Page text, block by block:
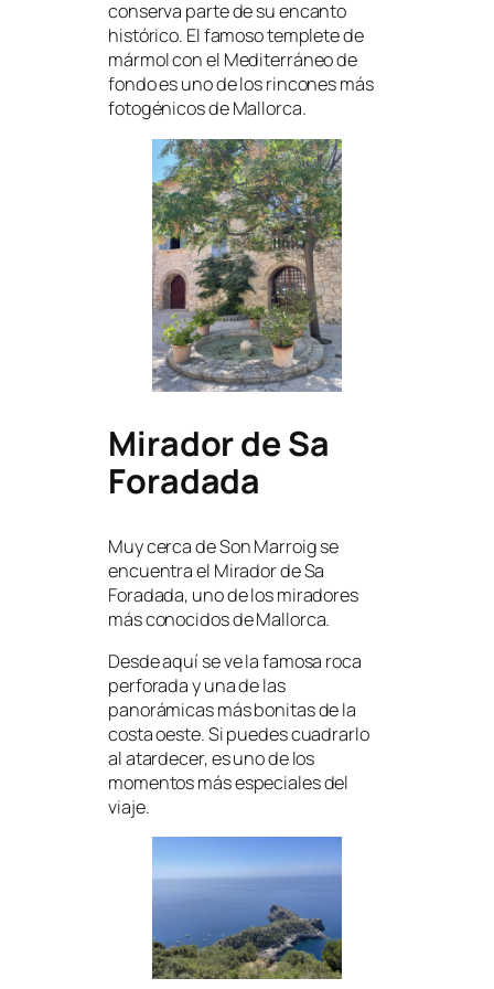
conserva parte de su encanto
histórico. El famoso templete de
mármol con el Mediterráneo de
fondo es uno de los rincones más
fotogénicos de Mallorca.
Mirador de Sa
Foradada
Muy cerca de Son Marroig se
encuentra el Mirador de Sa
Foradada, uno de los miradores
más conocidos de Mallorca.
Desde aquí se ve la famosa roca
perforada y una de las
panorámicas más bonitas de la
costa oeste. Si puedes cuadrarlo
al atardecer, es uno de los
momentos más especiales del
viaje.